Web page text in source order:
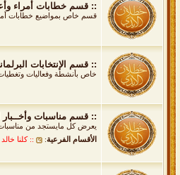
:: قسم خطابات أمراء
قسم خاص بمواضيع خطابات
:: قسم الإنتخابات
خاص بأنشطة وفعاليات وتغطيات
:: قسم مناسبات وأخــبار
يعرض كل مايستجد من مناسبات
الأقسام الفرعية: :: كلنا